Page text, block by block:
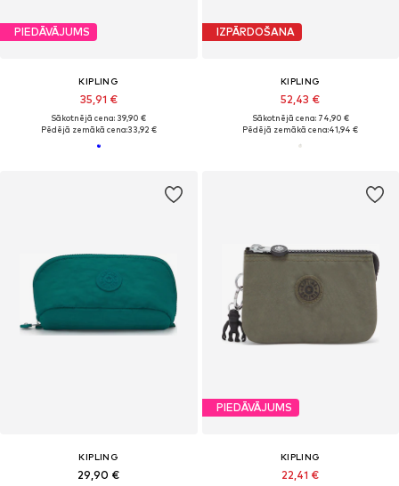
PIEDĀVĀJUMS
KIPLING
35,91 €
Sākotnējā cena: 39,90 €
Pēdējā zemākā cena:33,92 €
IZPĀRDOŠANA
KIPLING
52,43 €
Sākotnējā cena: 74,90 €
Pēdējā zemākā cena:41,94 €
KIPLING
29,90 €
PIEDĀVĀJUMS
KIPLING
22,41 €